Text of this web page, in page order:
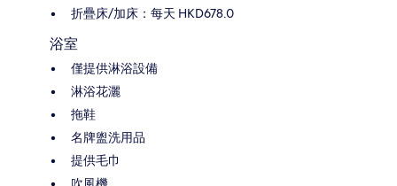
折疊床/加床：每天 HKD678.0
浴室
僅提供淋浴設備
淋浴花灑
拖鞋
名牌盥洗用品
提供毛巾